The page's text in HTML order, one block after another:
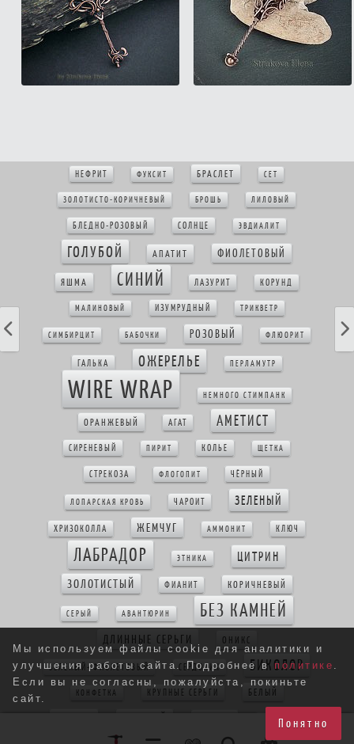
Мы используем файлы cookie для аналитики и
улучшения работы сайта. Подробнее в политике .
Если вы не согласны, пожалуйста, покиньте
сайт.
Понятно
НЕФРИТ ФУКСИТ БРАСЛЕТ СЕТ
ЗОЛОТИСТО-КОРИЧНЕВЫЙ БРОШЬ ЛИЛОВЫЙ
БЛЕДНО-РОЗОВЫЙ СОЛНЦЕ ЭВДИАЛИТ
ГОЛУБОЙ АПАТИТ ФИОЛЕТОВЫЙ
ЯШМА СИНИЙ ЛАЗУРИТ КОРУНД
МАЛИНОВЫЙ ИЗУМРУДНЫЙ ТРИКВЕТР
СИМБИРЦИТ БАБОЧКИ РОЗОВЫЙ ФЛЮОРИТ
ГАЛЬКА ОЖЕРЕЛЬЕ ПЕРЛАМУТР
WIRE WRAP НЕМНОГО СТИМПАНК
ОРАНЖЕВЫЙ АГАТ АМЕТИСТ
СИРЕНЕВЫЙ ПИРИТ КОЛЬЕ ЩЕТКА
СТРЕКОЗА ФЛОГОПИТ ЧЁРНЫЙ
ЛОПАРСКАЯ КРОВЬ ЧАРОИТ ЗЕЛЕНЫЙ
ХРИЗОКОЛЛА ЖЕМЧУГ АММОНИТ КЛЮЧ
ЛАБРАДОР ЭТНИКА ЦИТРИН
ЗОЛОТИСТЫЙ ФИАНИТ КОРИЧНЕВЫЙ
СЕРЫЙ АВАНТЮРИН БЕЗ КАМНЕЙ
ДЛИННЫЕ СЕРЬГИ ОНИКС
ЗЕЛЕНЫЙ+ФИОЛЕТОВЫЙ СЕРДОЛИК БИКОЛОР
КОНФЕТКА КРУПНЫЕ СЕРЬГИ БЕЛЫЙ
КРУЖЕВО